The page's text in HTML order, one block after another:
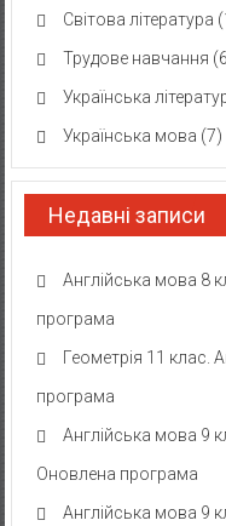
Світова література
Трудове навчання
Українська
Українська мова (7)
Недавні записи
Англійська мова 8
програма
Геометрія 11 клас.
програма
Англійська мова 9
Оновлена програма
Англійська мова 9